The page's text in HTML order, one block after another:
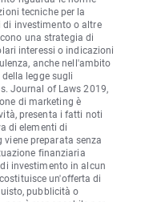
tecniche per la
investimento o altre
una strategia di
interessi o indicazioni
anche nell'ambito
legge sugli
Journal of Laws 2019,
di marketing è
presenta i fatti noti
di elementi di
preparata senza
finanziaria
investimento in alcun
un'offerta di
pubblicità o